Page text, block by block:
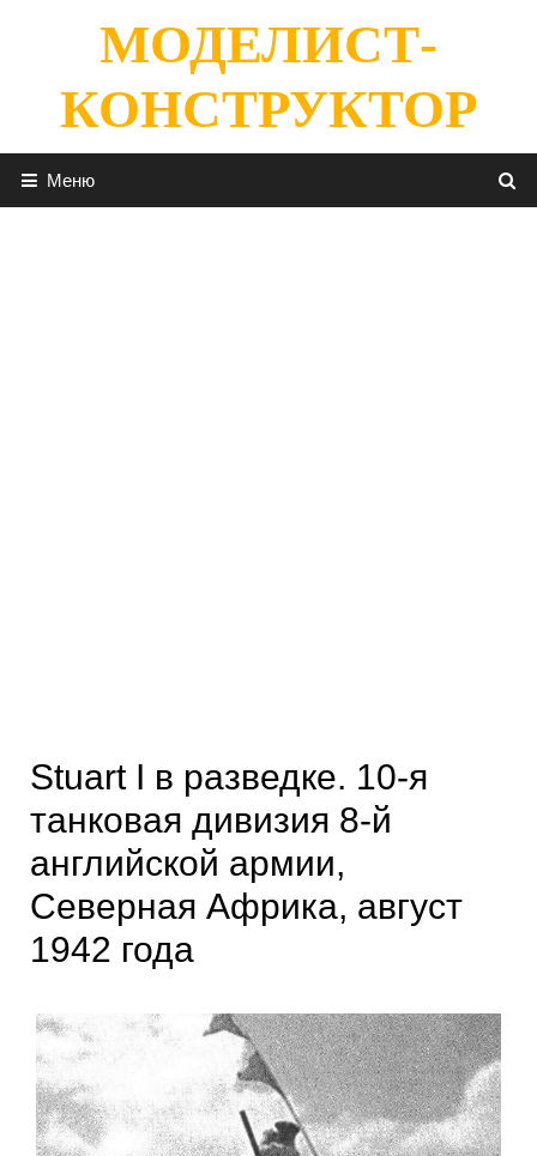
содержимомуМОДЕЛИСТ-
КОНСТРУКТОР
Меню
Stuart I в разведке. 10-я
танковая дивизия 8-й
английской армии,
Северная Африка, август
1942 года